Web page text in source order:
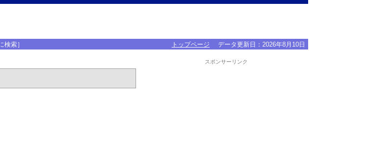
索］ トップページ データ更新日： 2026年8月10日
スポンサーリンク